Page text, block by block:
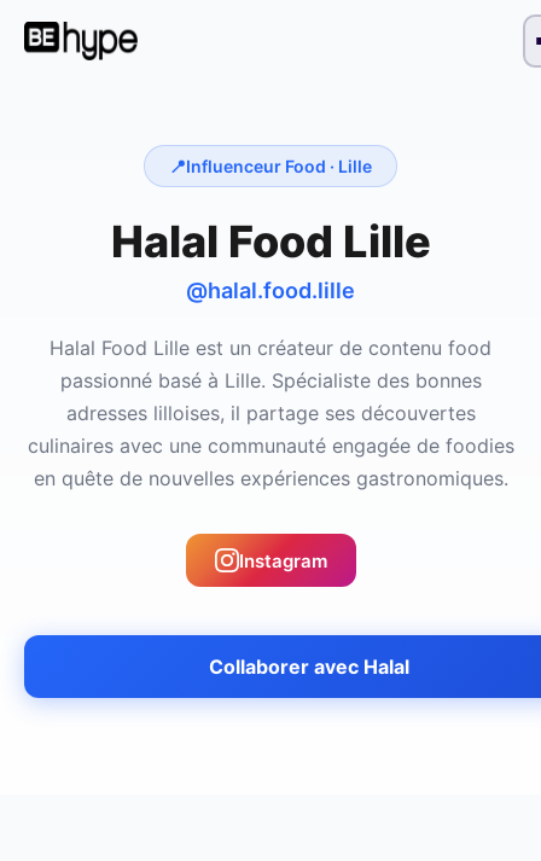
📍Influenceur Food · Lille
Halal Food Lille
@halal.food.lille
Halal Food Lille est un créateur de contenu food
passionné basé à Lille. Spécialiste des bonnes
adresses lilloises, il partage ses découvertes
culinaires avec une communauté engagée de foodies
en quête de nouvelles expériences gastronomiques.
Instagram
Collaborer avec Halal